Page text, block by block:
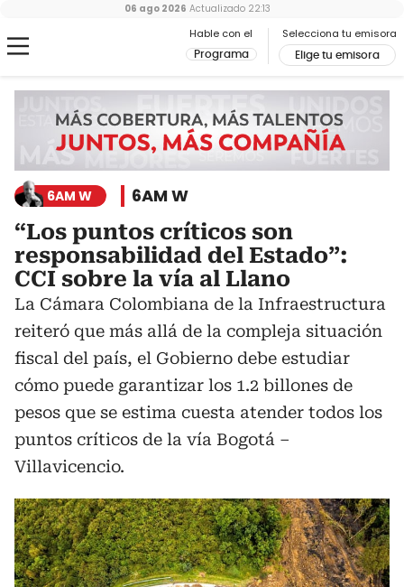
Hable con el
Programa
Selecciona tu emisora
Elige tu emisora
06 ago 2026 Actualizado 22:13
6AM W 6AM W
“Los puntos críticos son
responsabilidad del Estado”:
CCI sobre la vía al Llano
La Cámara Colombiana de la Infraestructura
reiteró que más allá de la compleja situación
fiscal del país, el Gobierno debe estudiar
cómo puede garantizar los 1.2 billones de
pesos que se estima cuesta atender todos los
puntos críticos de la vía Bogotá –
Villavicencio.